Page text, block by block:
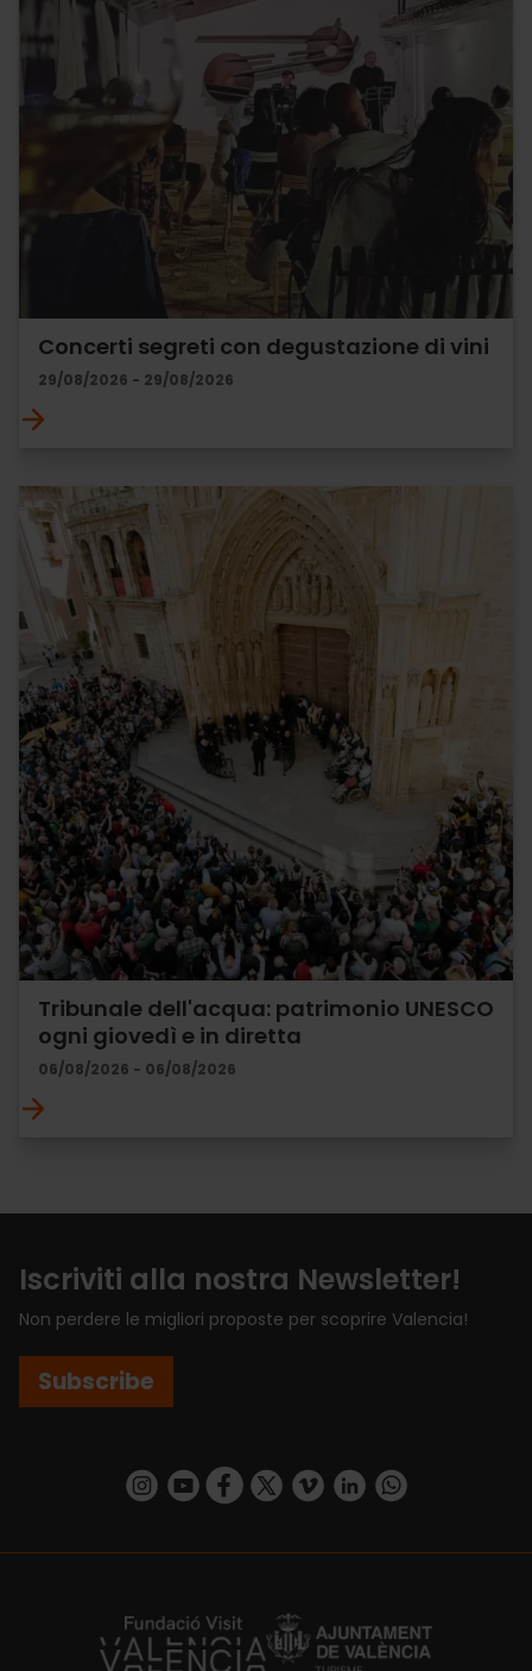
Concerti segreti con degustazione di vini
29/08/2026 - 29/08/2026
Tribunale dell'acqua: patrimonio UNESCO
ogni giovedì e in diretta
06/08/2026 - 06/08/2026
Iscriviti alla nostra Newsletter!
Non perdere le migliori proposte per scoprire Valencia!
Subscribe
https://www.instagram.com/visit_valencia/
https://www.youtube.com/user/
https://www.facebook.com/
https://twitter.com/VisitaValencia
https://vimeo.com/
https://www.linkedin.com/company/turismo-valencia/https://api.whatsapp.com/send/
https://fundacion.visitvalencia.com/